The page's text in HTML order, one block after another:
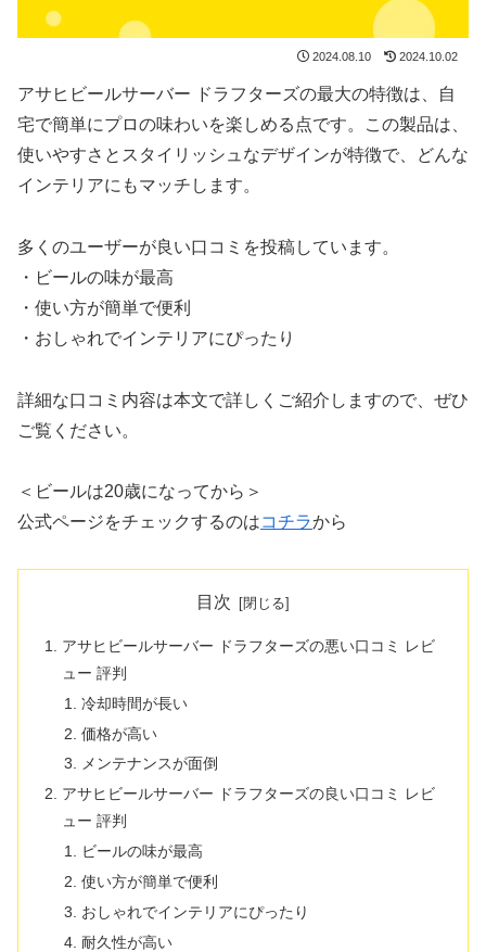
2024.08.10 2024.10.02
アサヒビールサーバー ドラフターズの最大の特徴は、自
宅で簡単にプロの味わいを楽しめる点です。この製品は、
使いやすさとスタイリッシュなデザインが特徴で、どんな
インテリアにもマッチします。
多くのユーザーが良い口コミを投稿しています。
・ビールの味が最高
・使い方が簡単で便利
・おしゃれでインテリアにぴったり
詳細な口コミ内容は本文で詳しくご紹介しますので、ぜひ
ご覧ください。
＜ビールは20歳になってから＞
公式ページをチェックするのはコチラから
目次
アサヒビールサーバー ドラフターズの悪い口コミ レビ
ュー 評判
冷却時間が長い
価格が高い
メンテナンスが面倒
アサヒビールサーバー ドラフターズの良い口コミ レビ
ュー 評判
ビールの味が最高
使い方が簡単で便利
おしゃれでインテリアにぴったり
耐久性が高い